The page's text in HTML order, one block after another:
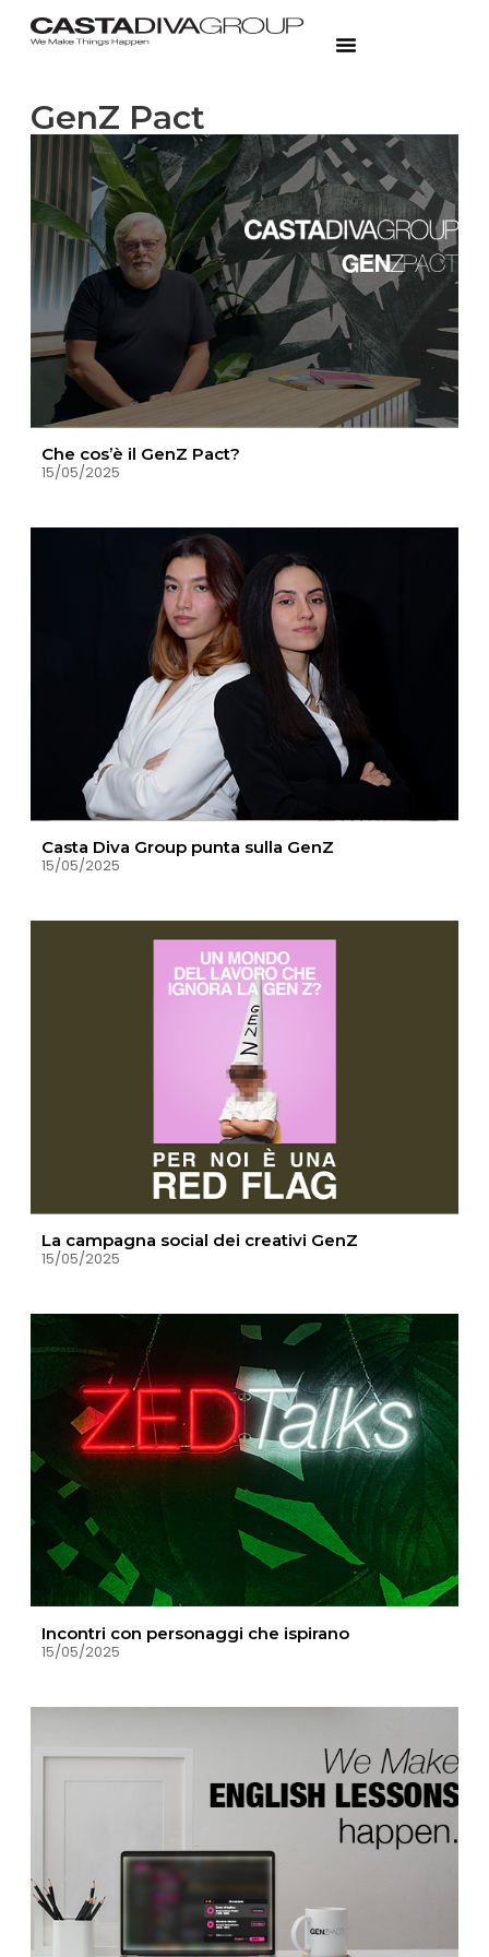
GenZ Pact
Che cos’è il GenZ Pact?
15/05/2025
Casta Diva Group punta sulla GenZ
15/05/2025
La campagna social dei creativi GenZ
15/05/2025
Incontri con personaggi che ispirano
15/05/2025